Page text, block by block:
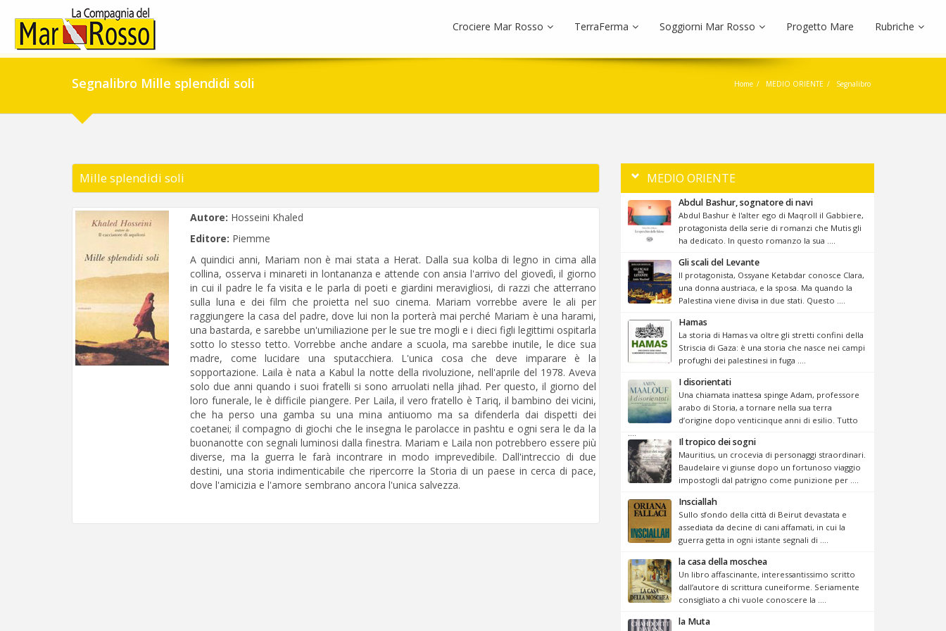
Crociere Mar Rosso TerraFerma Soggiorni Mar Rosso Progetto Mare Rubriche
Segnalibro Mille splendidi soli Home MEDIO ORIENTE Segnalibro
Mille splendidi soli
Autore: Hosseini Khaled
Editore: Piemme
A quindici anni, Mariam non è mai stata a Herat. Dalla sua kolba di legno in cima alla
collina, osserva i minareti in lontananza e attende con ansia l'arrivo del giovedì, il giorno
in cui il padre le fa visita e le parla di poeti e giardini meravigliosi, di razzi che atterrano
sulla luna e dei film che proietta nel suo cinema. Mariam vorrebbe avere le ali per
raggiungere la casa del padre, dove lui non la porterà mai perché Mariam è una harami,
una bastarda, e sarebbe un'umiliazione per le sue tre mogli e i dieci figli legittimi ospitarla
sotto lo stesso tetto. Vorrebbe anche andare a scuola, ma sarebbe inutile, le dice sua
madre, come lucidare una sputacchiera. L'unica cosa che deve imparare è la
sopportazione. Laila è nata a Kabul la notte della rivoluzione, nell'aprile del 1978. Aveva
solo due anni quando i suoi fratelli si sono arruolati nella jihad. Per questo, il giorno del
loro funerale, le è difficile piangere. Per Laila, il vero fratello è Tariq, il bambino dei vicini,
che ha perso una gamba su una mina antiuomo ma sa difenderla dai dispetti dei
coetanei; il compagno di giochi che le insegna le parolacce in pashtu e ogni sera le da la
buonanotte con segnali luminosi dalla finestra. Mariam e Laila non potrebbero essere più
diverse, ma la guerra le farà incontrare in modo imprevedibile. Dall'intreccio di due
destini, una storia indimenticabile che ripercorre la Storia di un paese in cerca di pace,
dove l'amicizia e l'amore sembrano ancora l'unica salvezza.
MEDIO ORIENTE
Abdul Bashur, sognatore di navi
Abdul Bashur è l'alter ego di Maqroll il Gabbiere,
protagonista della serie di romanzi che Mutis gli
ha dedicato. In questo romanzo la sua ....
Gli scali del Levante
Il protagonista, Ossyane Ketabdar conosce Clara,
una donna austriaca, e la sposa. Ma quando la
Palestina viene divisa in due stati. Questo ....
Hamas
La storia di Hamas va oltre gli stretti confini della
Striscia di Gaza: è una storia che nasce nei campi
profughi dei palestinesi in fuga ....
I disorientati
Una chiamata inattesa spinge Adam, professore
arabo di Storia, a tornare nella sua terra
d’origine dopo venticinque anni di esilio. Tutto
....
Il tropico dei sogni
Mauritius, un crocevia di personaggi straordinari.
Baudelaire vi giunse dopo un fortunoso viaggio
impostogli dal patrigno come punizione per ....
Insciallah
Sullo sfondo della città di Beirut devastata e
assediata da decine di cani affamati, in cui la
guerra getta in ogni istante segnali di ....
la casa della moschea
Un libro affascinante, interessantissimo scritto
dall’autore di scrittura cuneiforme. Seriamente
consigliato a chi vuole conoscere la ....
la Muta